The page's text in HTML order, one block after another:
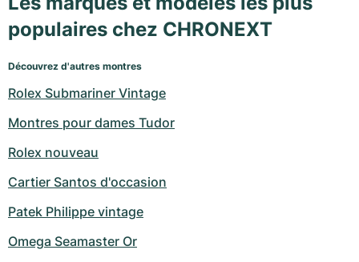
populaires chez CHRONEXT
Découvrez d'autres montres
Rolex Submariner Vintage
Montres pour dames Tudor
Rolex nouveau
Cartier Santos d'occasion
Patek Philippe vintage
Omega Seamaster Or